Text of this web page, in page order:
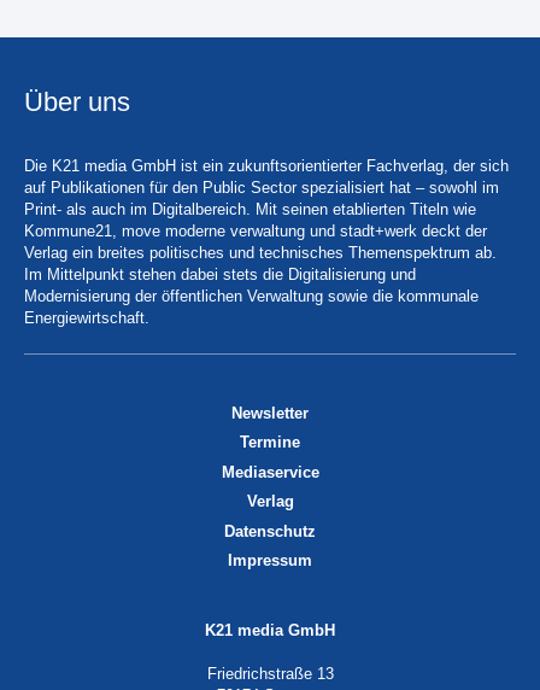
Über uns
Die K21 media GmbH ist ein zukunftsorientierter Fachverlag, der sich
auf Publikationen für den Public Sector spezialisiert hat – sowohl im
Print- als auch im Digitalbereich. Mit seinen etablierten Titeln wie
Kommune21, move moderne verwaltung und stadt+werk deckt der
Verlag ein breites politisches und technisches Themenspektrum ab.
Im Mittelpunkt stehen dabei stets die Digitalisierung und
Modernisierung der öffentlichen Verwaltung sowie die kommunale
Energiewirtschaft.
Newsletter
Termine
Mediaservice
Verlag
Datenschutz
Impressum
K21 media GmbH
Friedrichstraße 13